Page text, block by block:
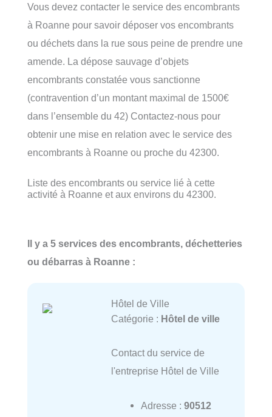
Vous devez contacter le service des encombrants
à Roanne pour savoir déposer vos encombrants
ou déchets dans la rue sous peine de prendre une
amende. La dépose sauvage d’objets
encombrants constatée vous sanctionne
(contravention d’un montant maximal de 1500€
dans l’ensemble du 42) Contactez-nous pour
obtenir une mise en relation avec le service des
encombrants à Roanne ou proche du 42300.
Liste des encombrants ou service lié à cette
activité à Roanne et aux environs du 42300.
Il y a 5 services des encombrants, déchetteries
ou débarras à Roanne :
Hôtel de Ville
Catégorie : Hôtel de ville
Contact du service de
l'entreprise Hôtel de Ville
Adresse : 90512